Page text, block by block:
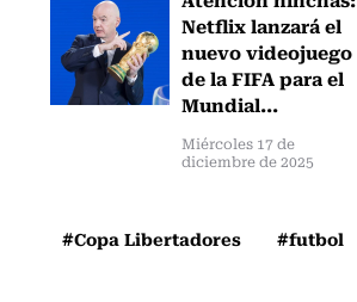
Netflix lanzará el
nuevo videojuego
de la FIFA para el
Mundial...
Miércoles 17 de
diciembre de 2025
#Copa Libertadores #futbol